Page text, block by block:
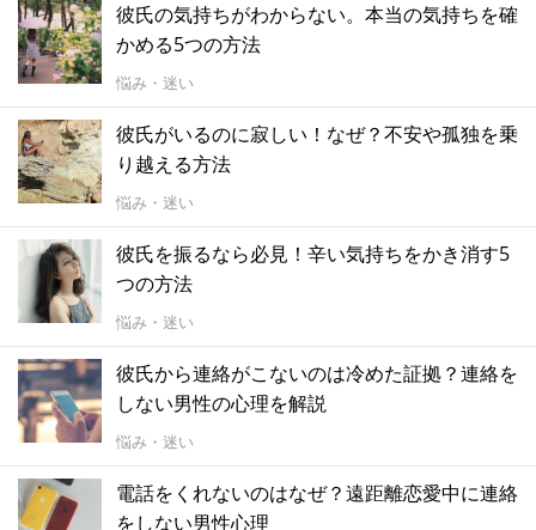
彼氏の気持ちがわからない。本当の気持ちを確
かめる5つの方法
悩み・迷い
彼氏がいるのに寂しい！なぜ？不安や孤独を乗
り越える方法
悩み・迷い
彼氏を振るなら必見！辛い気持ちをかき消す5
つの方法
悩み・迷い
彼氏から連絡がこないのは冷めた証拠？連絡を
しない男性の心理を解説
悩み・迷い
電話をくれないのはなぜ？遠距離恋愛中に連絡
をしない男性心理